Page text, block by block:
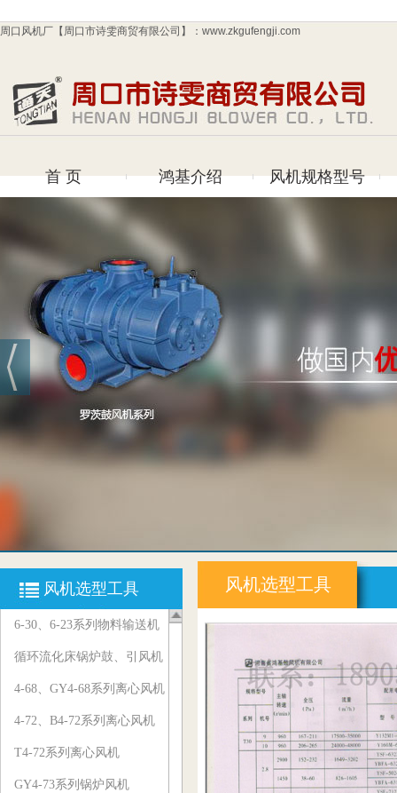
周口风机厂【周口市诗雯商贸有限公司】：www.zkgufengji.com
首 页 鸿基介绍 风机规格型号
风机选型工具
6-30、6-23系列物料输送机
循环流化床锅炉鼓、引风机
4-68、GY4-68系列离心风机
4-72、B4-72系列离心风机
T4-72系列离心风机
GY4-73系列锅炉风机
风机选型工具